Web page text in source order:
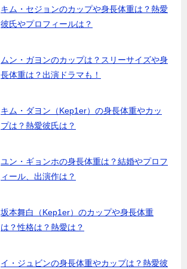
キム・セジョンのカップや身長体重は？熱愛
彼氏やプロフィールは？
ムン・ガヨンのカップは？スリーサイズや身
長体重は？出演ドラマも！
キム・ダヨン（Kep1er）の身長体重やカッ
プは？熱愛彼氏は？
ユン・ギョンホの身長体重は？結婚やプロフ
ィール、出演作は？
坂本舞白（Kep1er）のカップや身長体重
は？性格は？熱愛は？
イ・ジュビンの身長体重やカップは？熱愛彼